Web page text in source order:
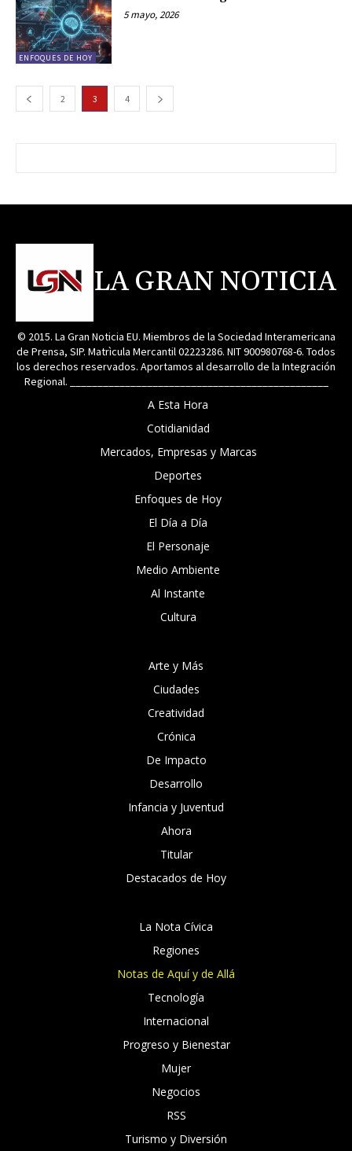
ENFOQUES DE HOY
5 mayo, 2026
2 3 4
LA GRAN NOTICIA
© 2015. La Gran Noticia EU. Miembros de la Sociedad Interamericana
de Prensa, SIP. Matrìcula Mercantil 02223286. NIT 900980768-6. Todos
los derechos reservados. Aportamos al desarrollo de la Integración
Regional. _______________________________________________
A Esta Hora
Cotidianidad
Mercados, Empresas y Marcas
Deportes
Enfoques de Hoy
El Día a Día
El Personaje
Medio Ambiente
Al Instante
Cultura
Arte y Más
Ciudades
Creatividad
Crónica
De Impacto
Desarrollo
Infancia y Juventud
Ahora
Titular
Destacados de Hoy
La Nota Cívica
Regiones
Notas de Aquí y de Allá
Tecnología
Internacional
Progreso y Bienestar
Mujer
Negocios
RSS
Turismo y Diversión